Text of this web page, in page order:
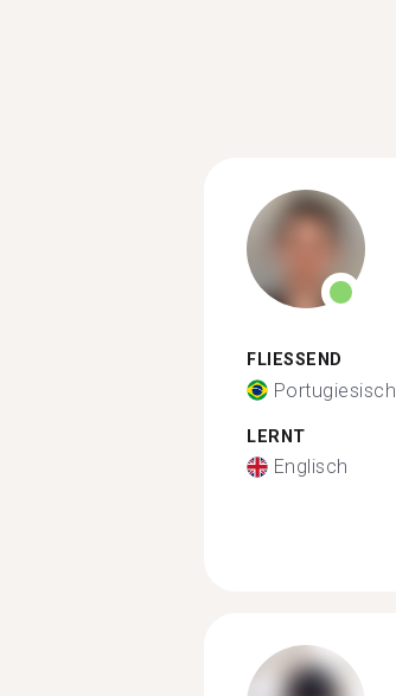
FLIESSEND
Portugiesisch
LERNT
Englisch